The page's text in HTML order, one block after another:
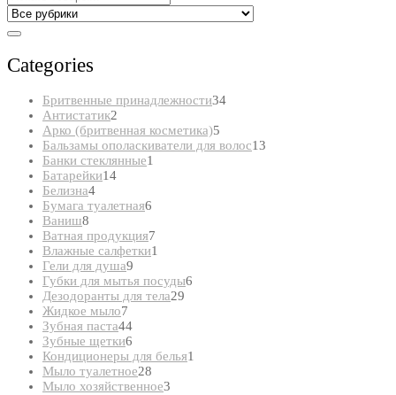
Categories
Бритвенные принадлежности3434
Антистатик2
товара
Арко (бритвенная косметика)5
товаров
Бальзамы ополаскиватели для волос13
Банки стеклянные1
Батарейки1414
Белизна44
товара
Бумага туалетная6
Ваниш8
товаров
Ватная продукция7
товаров
Влажные салфетки1
Гели для душа9
товаров
Губки для мытья посуды6
Дезодоранты для тела29
Жидкое мыло7
товаров
Зубная паста4444
Зубные щетки6
товаров
Кондиционеры для белья1
Мыло туалетное28
товаров
Мыло хозяйственное3